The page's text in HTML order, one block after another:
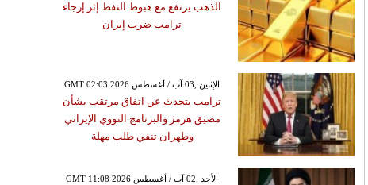
الذهب يرتفع مع هبوط النفط إثر إرجاء
ترامب ضرب إيران
GMT 02:03 2026 الإثنين ,03 آب / أغسطس
ترامب يتحدث عن اتفاق مرتقب بشأن
مضيق هرمز والبرنامج النووي الإيراني
وطهران تنفي طلب مهلة
GMT 11:08 2026 الأحد ,02 آب / أغسطس